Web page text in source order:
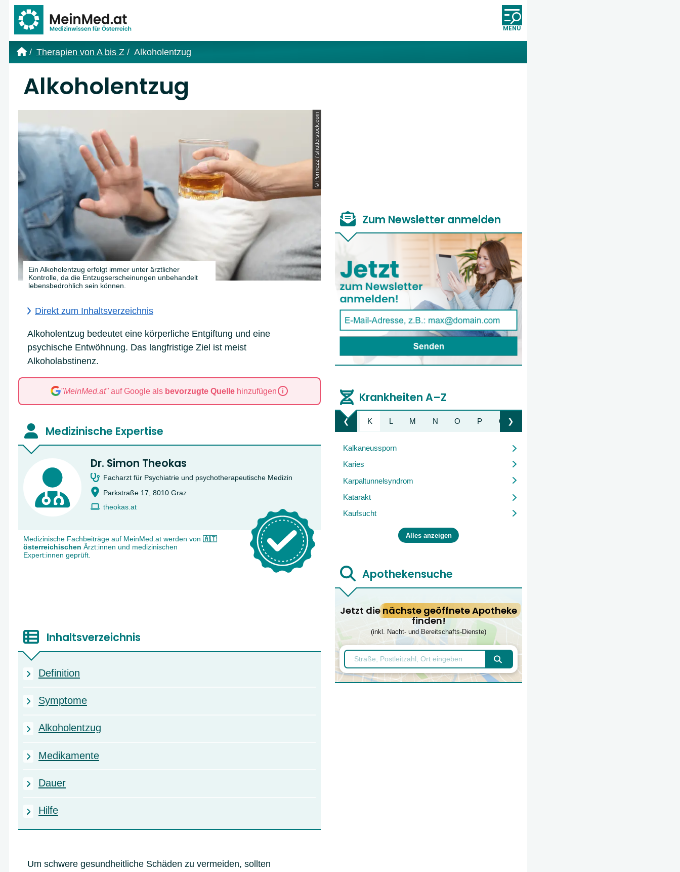
Öffnet und schließt die
Therapien von A bis Z Alkoholentzug
Alkoholentzug
Ein Alkoholentzug erfolgt immer unter ärztlicher
Kontrolle, da die Entzugserscheinungen unbehandelt
lebensbedrohlich sein können.
© Pormezz / shutterstock.com
Direkt zum Inhaltsverzeichnis
Alkoholentzug bedeutet eine körperliche Entgiftung und eine
psychische Entwöhnung. Das langfristige Ziel ist meist
Alkoholabstinenz.
"MeinMed.at"auf Google als bevorzugte Quellehinzufügen
Medizinische Expertise
Dr. Simon Theokas
Facharzt für Psychiatrie und psychotherapeutische Medizin
Parkstraße 17, 8010 Graz
theokas.at
Medizinische Fachbeiträge auf MeinMed.at werden von 🇦🇹
österreichischen Ärzt:innen und medizinischen
Expert:innen geprüft.
Inhaltsverzeichnis
Definition
Symptome
Alkoholentzug
Medikamente
Dauer
Hilfe
Um schwere gesundheitliche Schäden zu vermeiden, sollten
Zum Newsletter anmelden
Krankheiten A–Z
❮Liste nach links bewegen
J K L M N O P Q ❯Liste nach rechts bewegen
Kalkaneussporn
Karies
Karpaltunnelsyndrom
Katarakt
Kaufsucht
Alles anzeigen
Apothekensuche
Jetzt die nächste geöffnete Apotheke
finden!
(inkl. Nacht- und Bereitschafts-Dienste)
Apotheken finden